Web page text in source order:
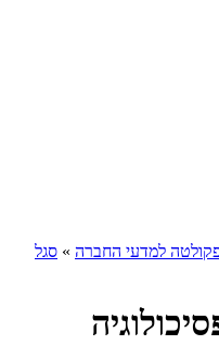
למדעי החברה » סגל